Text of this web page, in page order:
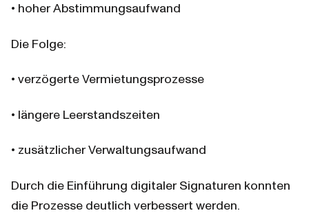
• hoher Abstimmungsaufwand
Die Folge:
• verzögerte Vermietungsprozesse
• längere Leerstandszeiten
• zusätzlicher Verwaltungsaufwand
Durch die Einführung digitaler Signaturen konnten
die Prozesse deutlich verbessert werden.